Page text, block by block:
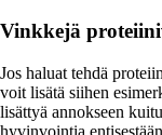
Vinkkejä
Jos haluat tehdä
voit lisätä siihen
lisättyä annokseen
hyvinvointia